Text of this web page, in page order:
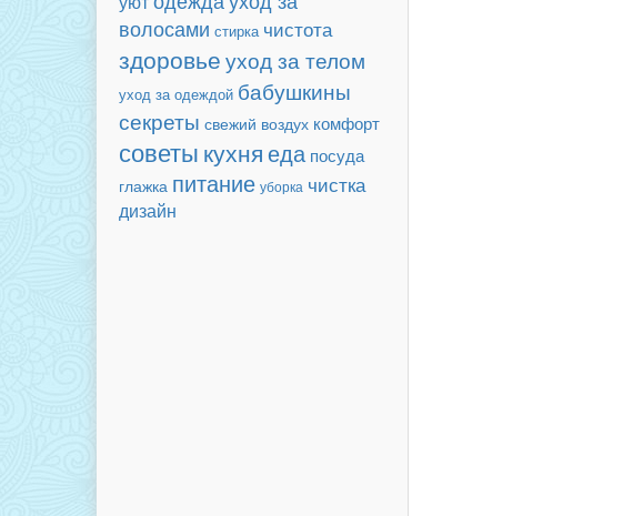
волосами стирка чистота
здоровьеуход за телом
уход за одеждой бабушкины
секреты свежий воздух комфорт
советы кухняеда посуда
глажка питание уборка чистка
дизайн